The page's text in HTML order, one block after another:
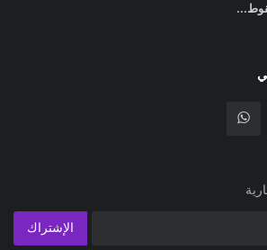
الإشتراك